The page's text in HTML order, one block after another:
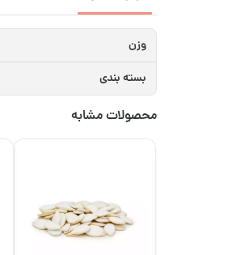
وزن
بسته بندی
محصولات مشابه